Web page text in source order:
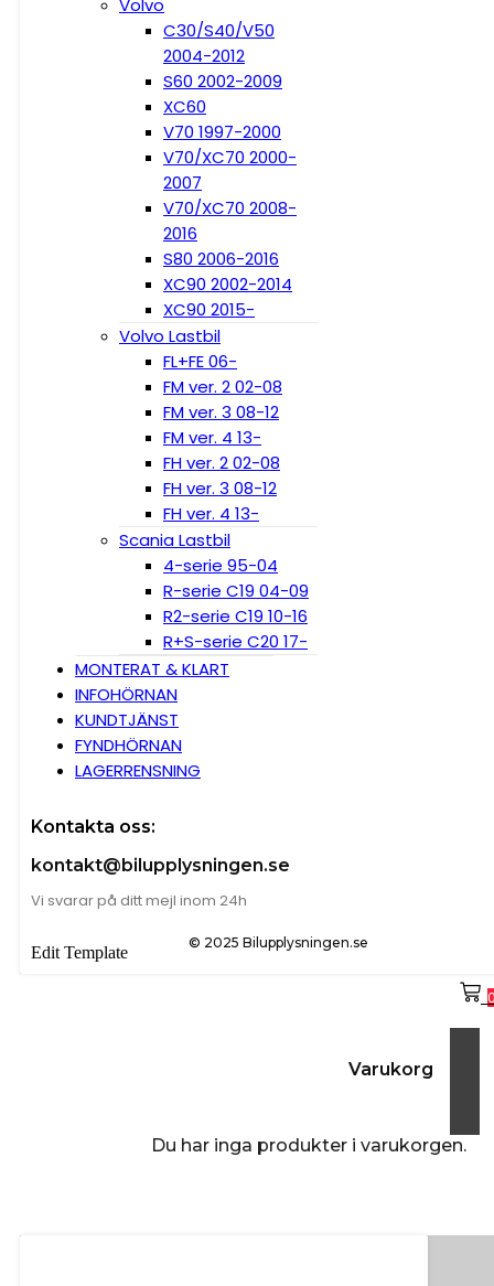
Volvo
C30/S40/V50
2004-2012
S60 2002-2009
XC60
V70 1997-2000
V70/XC70 2000-
2007
V70/XC70 2008-
2016
S80 2006-2016
XC90 2002-2014
XC90 2015-
Volvo Lastbil
FL+FE 06-
FM ver. 2 02-08
FM ver. 3 08-12
FM ver. 4 13-
FH ver. 2 02-08
FH ver. 3 08-12
FH ver. 4 13-
Scania Lastbil
4-serie 95-04
R-serie C19 04-09
R2-serie C19 10-16
R+S-serie C20 17-
MONTERAT & KLART
INFOHÖRNAN
KUNDTJÄNST
FYNDHÖRNAN
LAGERRENSNING
Kontakta oss:
kontakt@bilupplysningen.se
Vi svarar på ditt mejl inom 24h
© 2025 Bilupplysningen.se
Edit Template
Varukorg
Du har inga produkter i varukorgen.